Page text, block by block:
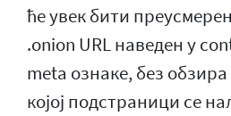
ће увек бити
.onion URL наведен у
meta ознаке, без
којој подстраници се